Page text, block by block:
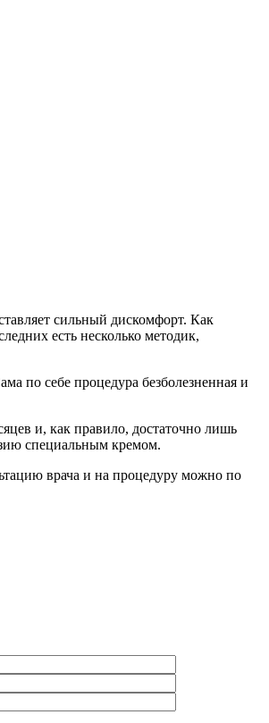
сильный дискомфорт. Как
есть несколько методик,
по себе процедура безболезненная и
и, как правило, достаточно лишь
специальным кремом.
врача и на процедуру можно по